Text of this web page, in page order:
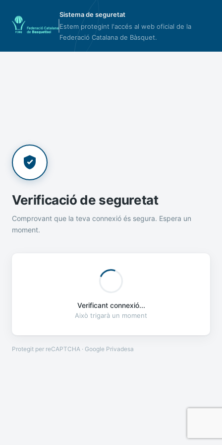
Sistema de seguretat
Estem protegint l'accés al web oficial de la
Federació Catalana de Bàsquet.
Verificació de seguretat
Comprovant que la teva connexió és segura. Espera un
moment.
Verificant connexió...
Això trigarà un moment
Protegit per reCAPTCHA · Google Privadesa